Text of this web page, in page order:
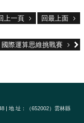
上一頁 回最上面
國際運算思維挑戰賽
| 地 址：（652002）雲林縣